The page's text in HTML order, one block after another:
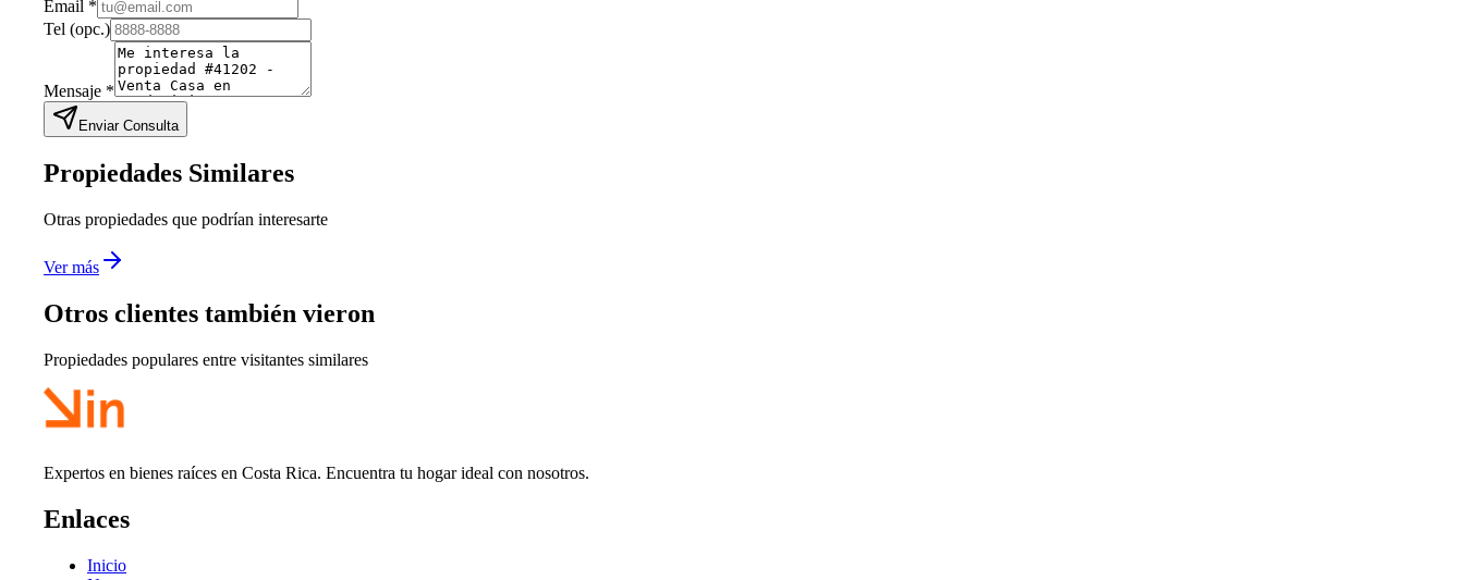
Email *
Tel (opc.)
Mensaje *
Enviar Consulta
Propiedades Similares
Otras propiedades que podrían interesarte
Ver más
Otros clientes también vieron
Propiedades populares entre visitantes similares
Expertos en bienes raíces en Costa Rica. Encuentra tu hogar ideal con nosotros.
Enlaces
Inicio